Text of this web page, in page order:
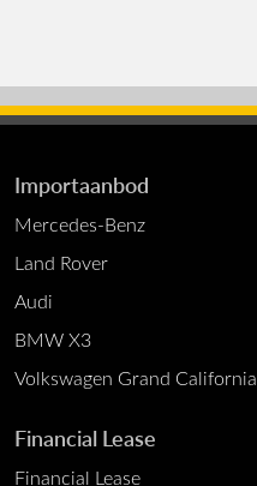
Importaanbod
Mercedes-Benz
Land Rover
Audi
BMW X3
Volkswagen Grand California
Financial Lease
Financial Lease